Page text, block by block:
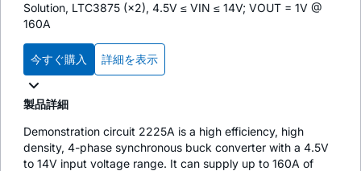
Solution, LTC3875 (×2), 4.5V ≤ VIN ≤ 14V; VOUT = 1V @
160A
今すぐ購入 詳細を表示
製品詳細
Demonstration circuit 2225A is a high efficiency, high
density, 4-phase synchronous buck converter with a 4.5V
to 14V input voltage range. It can supply up to 160A of